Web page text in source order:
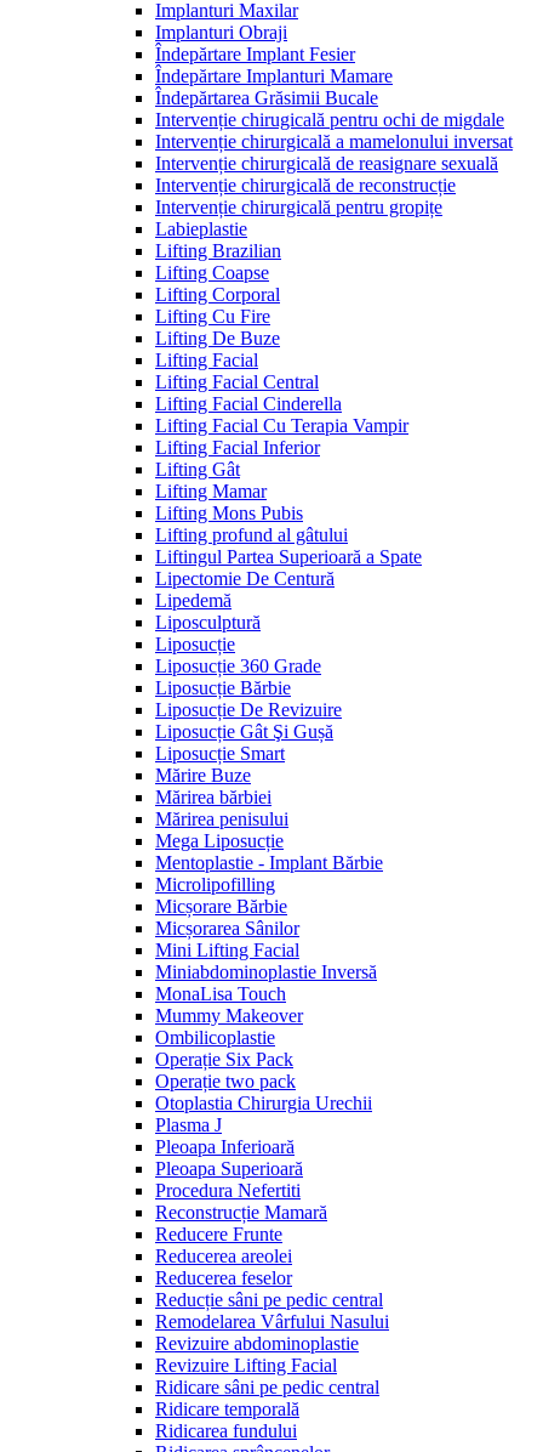
Implanturi Maxilar
Implanturi Obraji
Îndepărtare Implant Fesier
Îndepărtare Implanturi Mamare
Îndepărtarea Grăsimii Bucale
Intervenție chirugicală pentru ochi de migdale
Intervenție chirurgicală a mamelonului inversat
Intervenție chirurgicală de reasignare sexuală
Intervenție chirurgicală de reconstrucție
Intervenție chirurgicală pentru gropițe
Labieplastie
Lifting Brazilian
Lifting Coapse
Lifting Corporal
Lifting Cu Fire
Lifting De Buze
Lifting Facial
Lifting Facial Central
Lifting Facial Cinderella
Lifting Facial Cu Terapia Vampir
Lifting Facial Inferior
Lifting Gât
Lifting Mamar
Lifting Mons Pubis
Lifting profund al gâtului
Liftingul Partea Superioară a Spate
Lipectomie De Centură
Lipedemă
Liposculptură
Liposucție
Liposucție 360 Grade
Liposucție Bărbie
Liposucție De Revizuire
Liposucție Gât Şi Gușă
Liposucție Smart
Mărire Buze
Mărirea bărbiei
Mărirea penisului
Mega Liposucție
Mentoplastie - Implant Bărbie
Microlipofilling
Micșorare Bărbie
Micșorarea Sânilor
Mini Lifting Facial
Miniabdominoplastie Inversă
MonaLisa Touch
Mummy Makeover
Ombilicoplastie
Operație Six Pack
Operație two pack
Otoplastia Chirurgia Urechii
Plasma J
Pleoapa Inferioară
Pleoapa Superioară
Procedura Nefertiti
Reconstrucție Mamară
Reducere Frunte
Reducerea areolei
Reducerea feselor
Reducție sâni pe pedic central
Remodelarea Vârfului Nasului
Revizuire abdominoplastie
Revizuire Lifting Facial
Ridicare sâni pe pedic central
Ridicare temporală
Ridicarea fundului